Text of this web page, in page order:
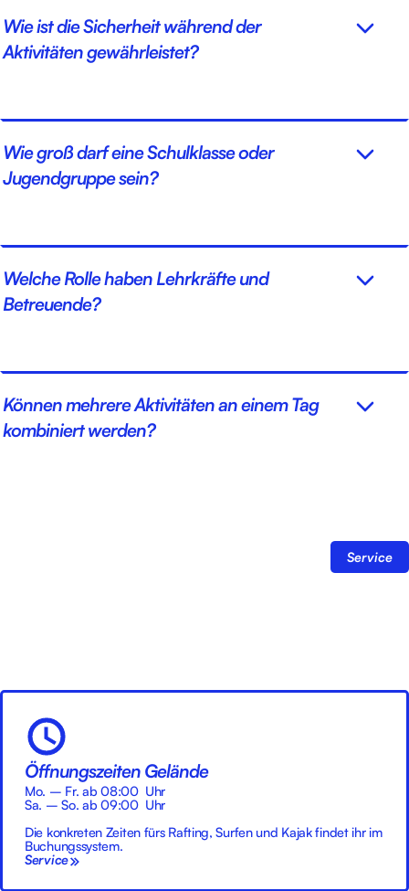
Wie ist die Sicherheit während der
Aktivitäten gewährleistet?
Wie groß darf eine Schulklasse oder
Jugendgruppe sein?
Welche Rolle haben Lehrkräfte und
Betreuende?
Können mehrere Aktivitäten an einem Tag
kombiniert werden?
Service
Öffnungszeiten Gelände
Mo. – Fr. ab 08:00 Uhr
Sa. – So. ab 09:00 Uhr
Die konkreten Zeiten fürs Rafting, Surfen und Kajak findet ihr im
Buchungssystem.
Service